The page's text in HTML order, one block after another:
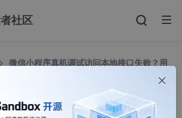
社区
微信小程序真机调试访问本地接口失败？用
调试访问本地接口失败？用 natapp
透（踩坑总结，超详细）